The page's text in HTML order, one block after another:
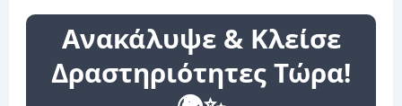
Ανακάλυψε & Κλείσε
Δραστηριότητες Τώρα!